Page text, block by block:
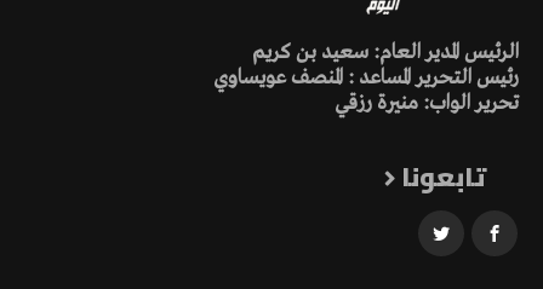
الرئيس المدير العام: سعيد بن كريم
رئيس التحرير المساعد : المنصف عويساوي
تحرير الواب: منيرة رزقي
تابعونا